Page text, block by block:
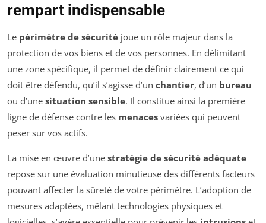
rempart indispensable
Le périmètre de sécurité joue un rôle majeur dans la
protection de vos biens et de vos personnes. En délimitant
une zone spécifique, il permet de définir clairement ce qui
doit être défendu, qu’il s’agisse d’un chantier, d’un bureau
ou d’une situation sensible. Il constitue ainsi la première
ligne de défense contre les menaces variées qui peuvent
peser sur vos actifs.
La mise en œuvre d’une stratégie de sécurité adéquate
repose sur une évaluation minutieuse des différents facteurs
pouvant affecter la sûreté de votre périmètre. L’adoption de
mesures adaptées, mêlant technologies physiques et